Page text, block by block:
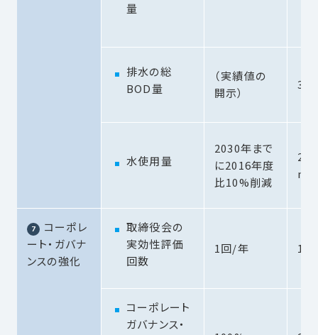
量
排水の総
BOD量
（実績値の
開示）
水使用量
2030年まで
に2016年度
比10%削減
m
コーポレ
ート・ガバナ
ンスの強化
取締役会の
実効性評価
回数
1回/年 1回
コーポレート
ガバナンス・